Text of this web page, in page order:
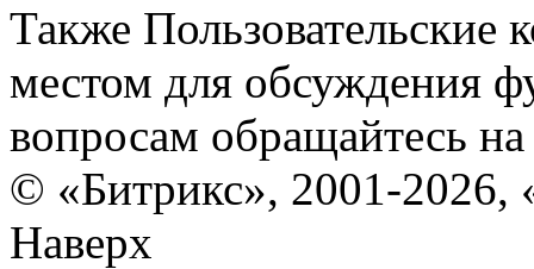
Также Пользовательские
местом для обсуждения
вопросам обращайтесь
© «Битрикс», 2001-2026,
Наверх